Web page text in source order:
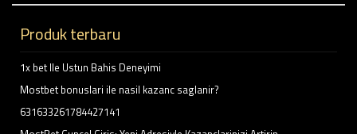
Produk terbaru
1x bet Ile Ustun Bahis Deneyimi
Mostbet bonuslari ile nasil kazanc saglanir?
631633261784427141